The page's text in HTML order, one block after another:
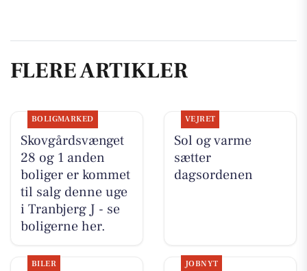
FLERE ARTIKLER
BOLIGMARKED
Skovgårdsvænget
28 og 1 anden
boliger er kommet
til salg denne uge
i Tranbjerg J - se
boligerne her.
VEJRET
Sol og varme
sætter
dagsordenen
BILER JOBNYT